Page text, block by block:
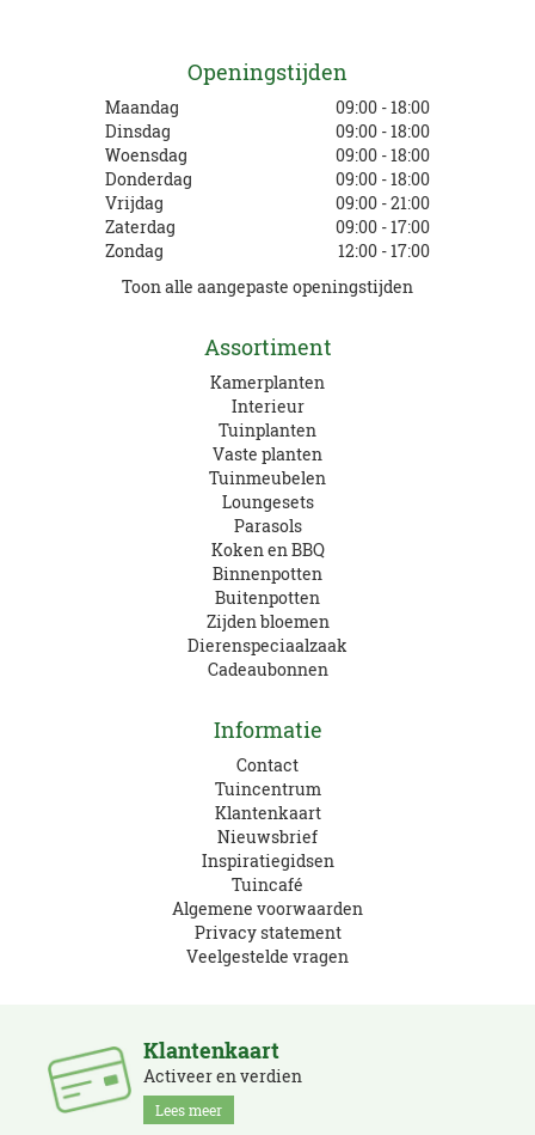
Openingstijden
Maandag
09:00 - 18:00
Dinsdag
09:00 - 18:00
Woensdag
09:00 - 18:00
Donderdag
09:00 - 18:00
Vrijdag
09:00 - 21:00
Zaterdag
09:00 - 17:00
Zondag
12:00 - 17:00
Toon alle aangepaste openingstijden
Assortiment
Kamerplanten
Interieur
Tuinplanten
Vaste planten
Tuinmeubelen
Loungesets
Parasols
Koken en BBQ
Binnenpotten
Buitenpotten
Zijden bloemen
Dierenspeciaalzaak
Cadeaubonnen
Informatie
Contact
Tuincentrum
Klantenkaart
Nieuwsbrief
Inspiratiegidsen
Tuincafé
Algemene voorwaarden
Privacy statement
Veelgestelde vragen
Klantenkaart
Activeer en verdien
Lees meer